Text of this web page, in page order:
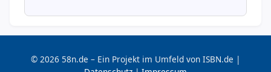
© 2026 58n.de – Ein Projekt im Umfeld von ISBN.de |